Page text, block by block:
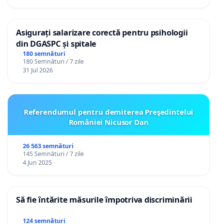
Asigurați salarizare corectă pentru psihologii
din DGASPC și spitale
180 semnături
180 Semnături / 7 zile
31 Jul 2026
Referendumul pentru demiterea Preşedintelui
României Nicusor Dan
26 563 semnături
145 Semnături / 7 zile
4 Jun 2025
Să fie întărite măsurile împotriva discriminării
124 semnături